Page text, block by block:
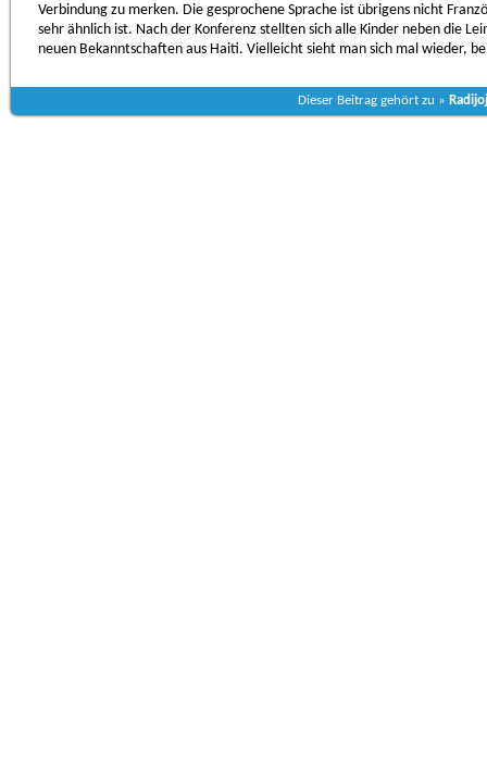
Verbindung zu merken. Die gesprochene Sprache ist übrigens nicht
sehr ähnlich ist. Nach der Konferenz stellten sich alle Kinder neben die
neuen Bekanntschaften aus Haiti. Vielleicht sieht man sich mal wieder,
Dieser Beitrag gehört zu »